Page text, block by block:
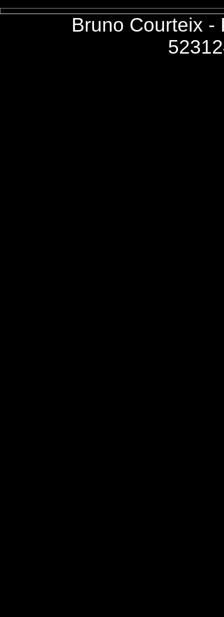
Bruno Courteix -